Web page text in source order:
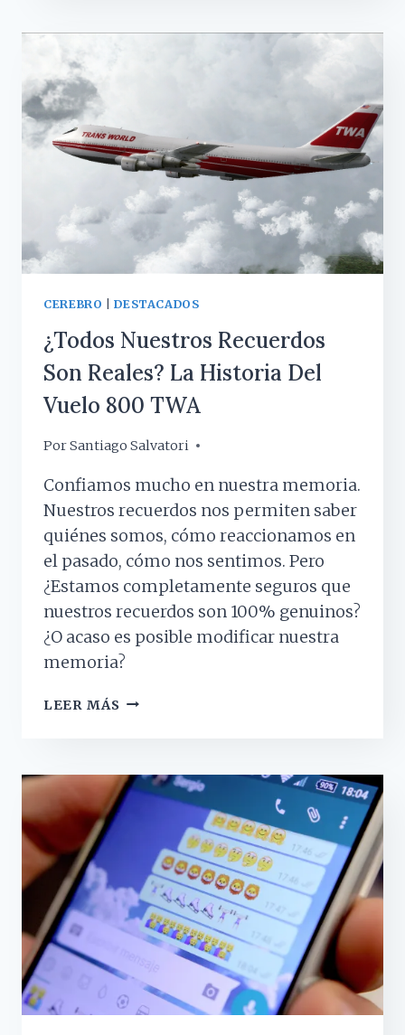
NUESTRA
INFANCIA?
CEREBRO |DESTACADOS
¿Todos Nuestros Recuerdos
Son Reales? La Historia Del
Vuelo 800 TWA
PorSantiago Salvatori
21 noviembre, 2017
Confiamos mucho en nuestra memoria.
Nuestros recuerdos nos permiten saber
quiénes somos, cómo reaccionamos en
el pasado, cómo nos sentimos. Pero
¿Estamos completamente seguros que
nuestros recuerdos son 100% genuinos?
¿O acaso es posible modificar nuestra
memoria?
LEER MÁS ¿TODOS
REALES?
LA
HISTORIA
VUELO
800
TWA